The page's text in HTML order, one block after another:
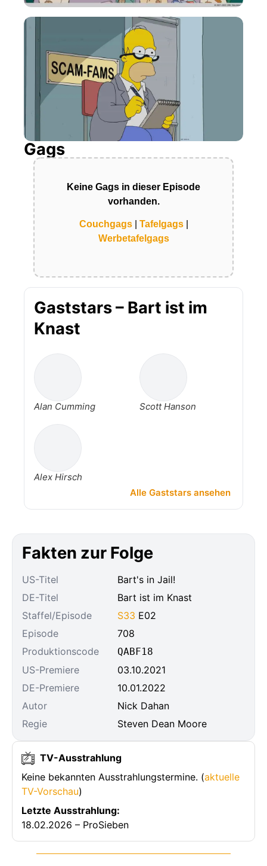
Gags
Keine Gags in dieser Episode
vorhanden.
Couchgags| Tafelgags|
Werbetafelgags
Gaststars – Bart ist im
Knast
Alan Cumming Scott Hanson
Alex Hirsch
Alle Gaststars ansehen
Fakten zur Folge
US-Titel
Bart's in Jail!
DE-Titel
Bart ist im Knast
Staffel/Episode
S33 E02
Episode
708
Produktionscode
QABF18
US-Premiere
03.10.2021
DE-Premiere
10.01.2022
Autor
Nick Dahan
Regie
Steven Dean Moore
TV-Ausstrahlung
Keine bekannten Ausstrahlungstermine. (aktuelle
TV-Vorschau)
Letzte Ausstrahlung:
18.02.2026 – ProSieben